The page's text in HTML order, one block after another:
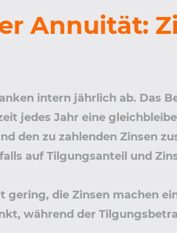
Annuität:
intern jährlich ab. Das
jedes Jahr eine
den zu zahlenden Zinsen
auf Tilgungsanteil und
die Zinsen machen
während der